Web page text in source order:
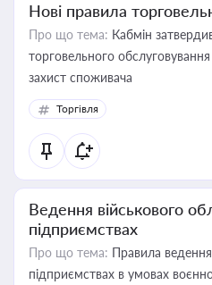
Нові правила
Про що тема: Кабмін
торговельного
захист споживача
Торгівля
Ведення військового
підприємствах
Про що тема: Правила ведення
підприємствах в умовах